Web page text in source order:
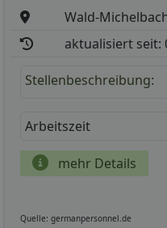
Wald-
aktualisiert seit:
Stellenbeschreibung:
Arbeitszeit
mehr Details
Quelle: germanpersonnel.de